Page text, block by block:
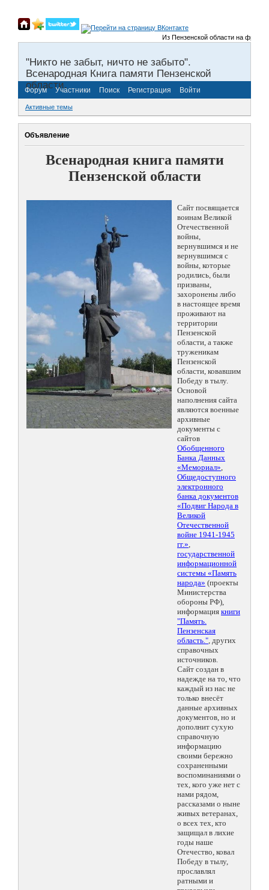
Из Пензенской области на
"Никто не забыт, ничто не забыто".
Всенародная Книга памяти Пензенской
области.
Форум Участники Поиск Регистрация Войти
Активные темы
Объявление
Всенародная книга памяти
Пензенской области
Сайт посвящается
воинам Великой
Отечественной
войны,
вернувшимся и не
вернувшимся с
войны, которые
родились, были
призваны,
захоронены либо
в настоящее время
проживают на
территории
Пензенской
области, а также
труженикам
Пензенской
области, ковавшим
Победу в тылу.
Основой
наполнения сайта
являются военные
архивные
документы с
сайтов
Обобщенного
Банка Данных
«Мемориал»,
Общедоступного
электронного
банка документов
«Подвиг Народа в
Великой
Отечественной
войне 1941-1945
гг.»,
государственной
информационной
системы «Память
народа» (проекты
Министерства
обороны РФ),
информация книги
"Память.
Пензенская
область.", других
справочных
источников.
Сайт создан в
надежде на то, что
каждый из нас не
только внесёт
данные архивных
документов, но и
дополнит сухую
справочную
информацию
своими бережно
сохраненными
воспоминаниями о
тех, кого уже нет с
нами рядом,
рассказами о ныне
живых ветеранах,
о всех тех, кто
защищал в лихие
годы наше
Отечество, ковал
Победу в тылу,
прославлял
ратными и